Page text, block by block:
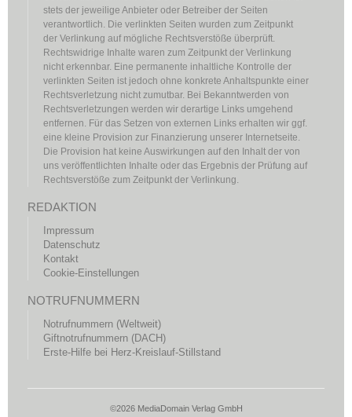
stets der jeweilige Anbieter oder Betreiber der Seiten
verantwortlich. Die verlinkten Seiten wurden zum Zeitpunkt
der Verlinkung auf mögliche Rechtsverstöße überprüft.
Rechtswidrige Inhalte waren zum Zeitpunkt der Verlinkung
nicht erkennbar. Eine permanente inhaltliche Kontrolle der
verlinkten Seiten ist jedoch ohne konkrete Anhaltspunkte einer
Rechtsverletzung nicht zumutbar. Bei Bekanntwerden von
Rechtsverletzungen werden wir derartige Links umgehend
entfernen. Für das Setzen von externen Links erhalten wir ggf.
eine kleine Provision zur Finanzierung unserer Internetseite.
Die Provision hat keine Auswirkungen auf den Inhalt der von
uns veröffentlichten Inhalte oder das Ergebnis der Prüfung auf
Rechtsverstöße zum Zeitpunkt der Verlinkung.
REDAKTION
Impressum
Datenschutz
Kontakt
Cookie-Einstellungen
NOTRUFNUMMERN
Notrufnummern (Weltweit)
Giftnotrufnummern (DACH)
Erste-Hilfe bei Herz-Kreislauf-Stillstand
©2026 MediaDomain Verlag GmbH